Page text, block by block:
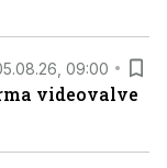
09:00
videovalve